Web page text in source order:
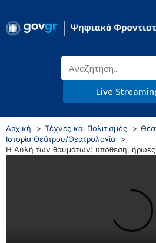
Live
Αρχική Τέχνες και Πολιτισμός
Ιστορία Θεάτρου/Θεατρολογία
Η Αυλή των θαυμάτων: υπόθεση,